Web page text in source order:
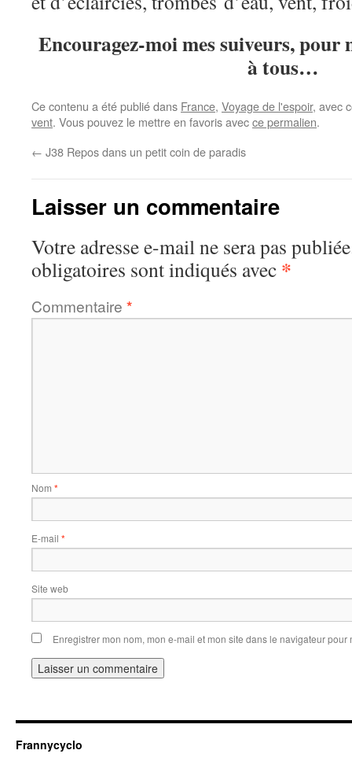
Encouragez-moi mes suiveurs, pour
à tous…
Ce contenu a été publié dans France, Voyage de l'espoir, avec
vent. Vous pouvez le mettre en favoris avecce permalien.
← J38 Repos dans un petit coin de paradis
Laisser un commentaire
Votre adresse e-mail ne sera pas
obligatoires sont indiqués avec *
Commentaire *
Nom *
E-mail *
Site web
Enregistrer mon nom, mon e-mail et mon site dans le navigateur
Frannycyclo